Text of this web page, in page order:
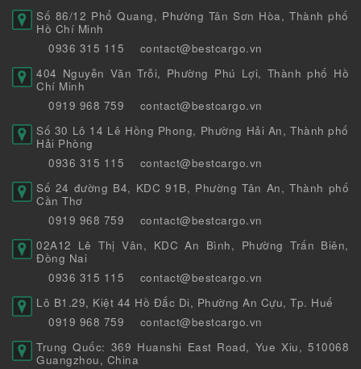
Số 86/12 Phổ Quang, Phường Tân Sơn Hòa, Thành phố
Hồ Chí Minh
0936 315 115
contact@bestcargo.vn
404 Nguyễn Văn Trỗi, Phường Phú Lợi, Thành phố Hồ
Chí Minh
0919 968 759
contact@bestcargo.vn
Số 30 Lô 14 Lê Hồng Phong, Phường Hải An, Thành phố
Hải Phòng
0936 315 115
contact@bestcargo.vn
Số 24 đường B4, KDC 91B, Phường Tân An, Thành phố
Cần Thơ
0919 968 759
contact@bestcargo.vn
02A12 Lê Thị Vân, KDC An Bình, Phường Trấn Biên,
Đồng Nai
0936 315 115
contact@bestcargo.vn
Lô B1.29, Kiệt 44 Hồ Đắc Di, Phường An Cựu, Tp. Huế
0919 968 759
contact@bestcargo.vn
Trung Quốc: 369 Huanshi East Road, Yue Xiu, 510068
Guangzhou, China